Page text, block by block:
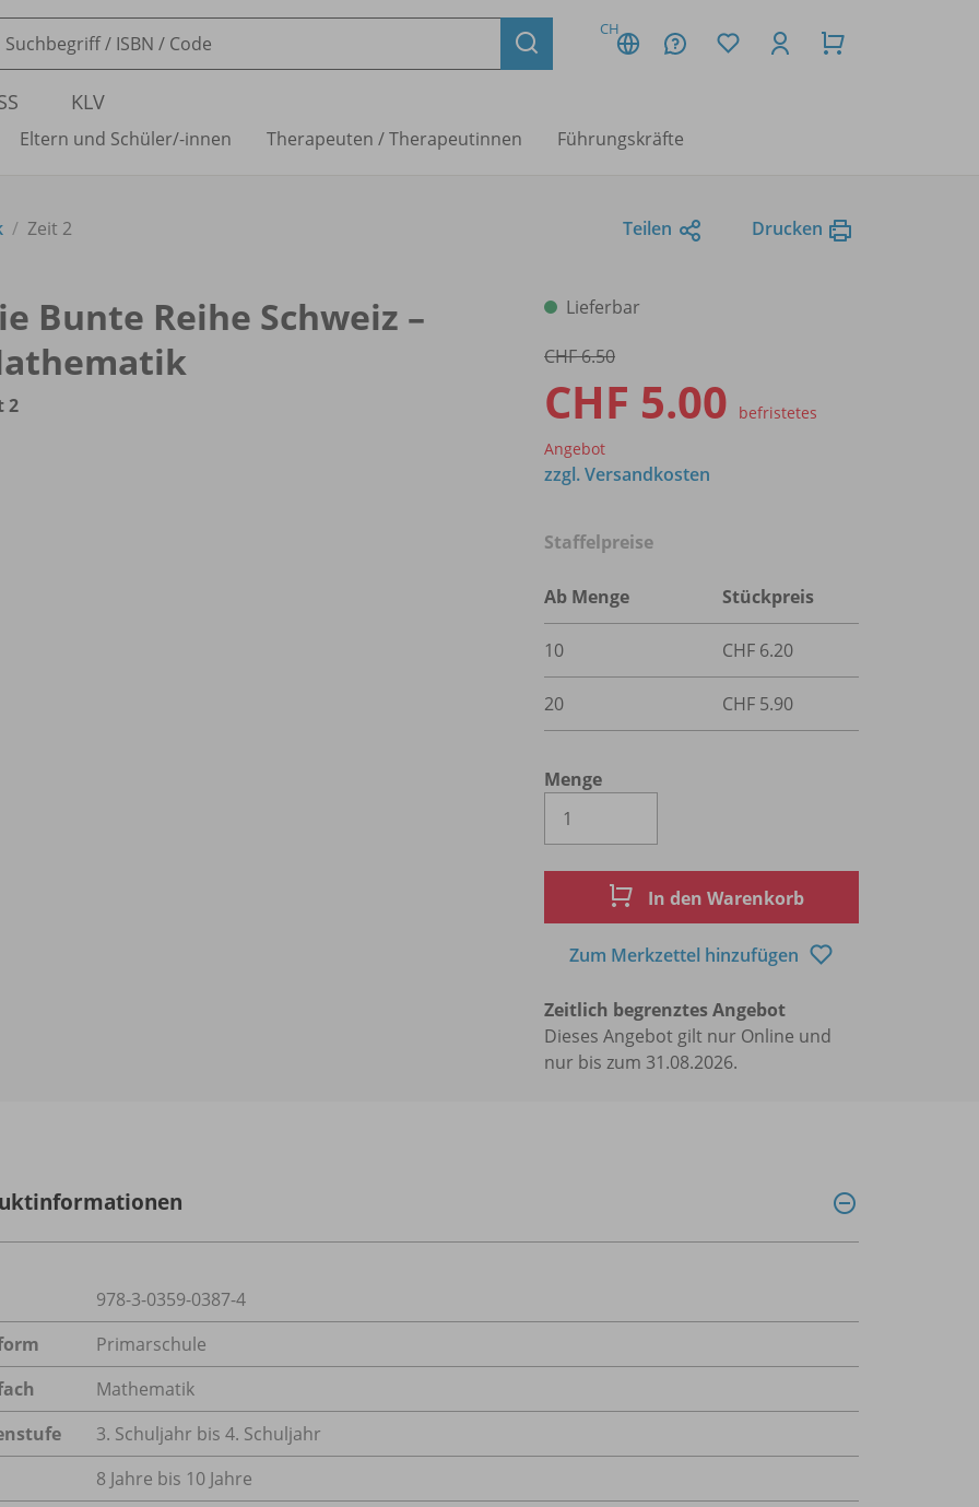
CH
KLV
Eltern und Schüler/-innen Therapeuten /Therapeutinnen Führungskräfte
Zeit 2 Teilen Drucken
Bunte Reihe Schweiz –
2
Lieferbar
CHF 6.50
CHF 5.00
befristetes
Angebot
Menge
zzgl. Versandkosten
Staffelpreise
Ab Menge Stückpreis
10 CHF 6.20
20 CHF 5.90
In den Warenkorb
Zum Merkzettel hinzufügen
Zeitlich begrenztes Angebot
Dieses Angebot gilt nur Online und
nur bis zum 31.08.2026.
978-3-0359-0387-4
Primarschule
Mathematik
3. Schuljahr bis 4. Schuljahr
8 Jahre bis 10 Jahre